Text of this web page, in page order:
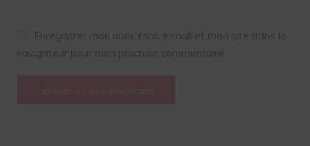
Enregistrer mon nom, mon e-mail et mon site dans le
navigateur pour mon prochain commentaire.